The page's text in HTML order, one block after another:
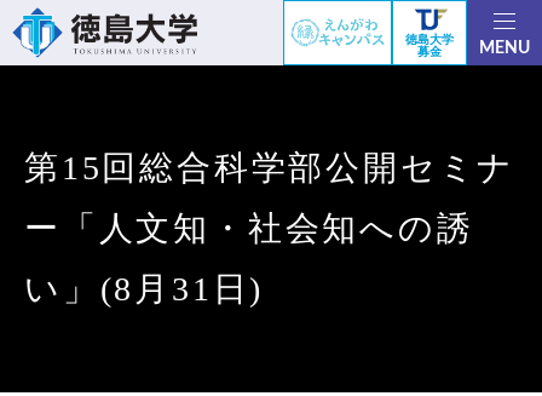
徳島大学
募金
MENU
第15回総合科学部公開セミナ
ー「人文知・社会知への誘
い」(8月31日)